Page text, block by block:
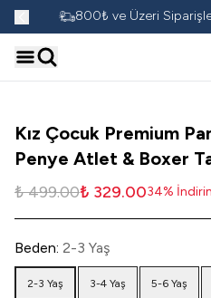
800₺ ve Üzeri
Kız Çocuk Premium
Penye Atlet & Boxer
₺ 499.00₺ 329.0034%
Beden: 2-3 Yaş
2-3 Yaş 3-4 Yaş 5-6 Yaş